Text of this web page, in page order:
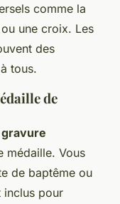
comme la
une croix. Les
des
tous.
de
gravure
médaille. Vous
de baptême ou
inclus pour